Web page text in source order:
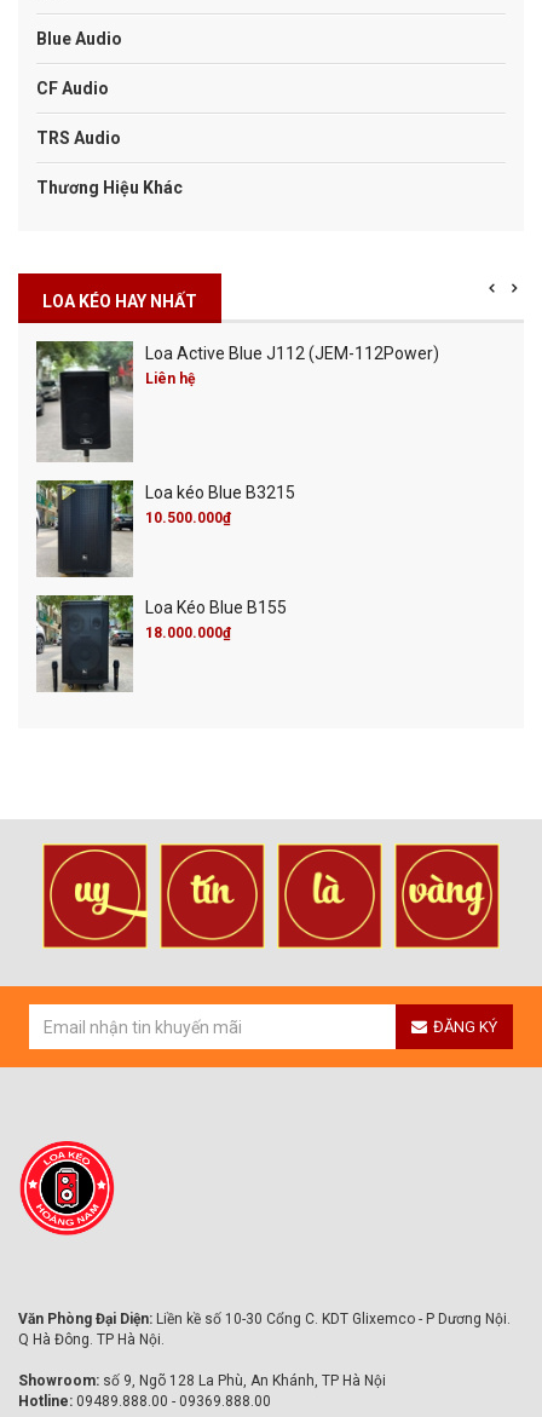
Blue Audio
CF Audio
TRS Audio
Thương Hiệu Khác
LOA KÉO HAY NHẤT
Loa Active Blue J112 (JEM-112Power)
Liên hệ
Loa kéo Blue B3215
10.500.000₫
Loa Kéo Blue B155
18.000.000₫
ĐĂNG KÝ
Văn Phòng Đại Diện: Liền kề số 10-30 Cổng C. KDT Glixemco - P Dương Nội.
Q Hà Đông. TP Hà Nội.
Showroom: số 9, Ngõ 128 La Phù, An Khánh, TP Hà Nội
Hotline: 09489.888.00 - 09369.888.00